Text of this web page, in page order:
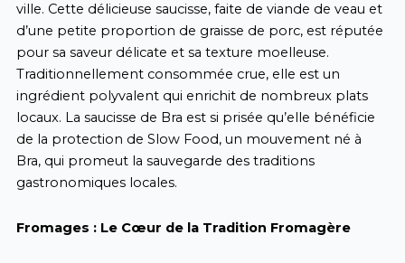
ville. Cette délicieuse saucisse, faite de viande de veau et
d’une petite proportion de graisse de porc, est réputée
pour sa saveur délicate et sa texture moelleuse.
Traditionnellement consommée crue, elle est un
ingrédient polyvalent qui enrichit de nombreux plats
locaux. La saucisse de Bra est si prisée qu’elle bénéficie
de la protection de Slow Food, un mouvement né à
Bra, qui promeut la sauvegarde des traditions
gastronomiques locales.
Fromages : Le Cœur de la Tradition Fromagère